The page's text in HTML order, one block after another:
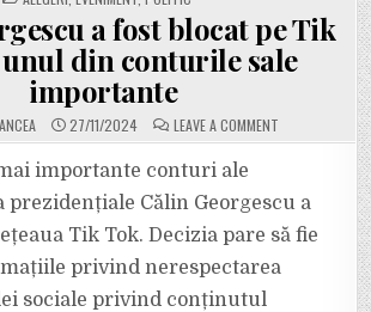
IN
a fost blocat pe Tik
din conturile sale
importante
27/11/2024 LEAVE A COMMENT
CĂLIN
BLOCAT
PE
TIK
TOK
UNUL
importante conturi ale
Călin Georgescu a
Tik Tok. Decizia pare să fie
privind nerespectarea
sociale privind conținutul